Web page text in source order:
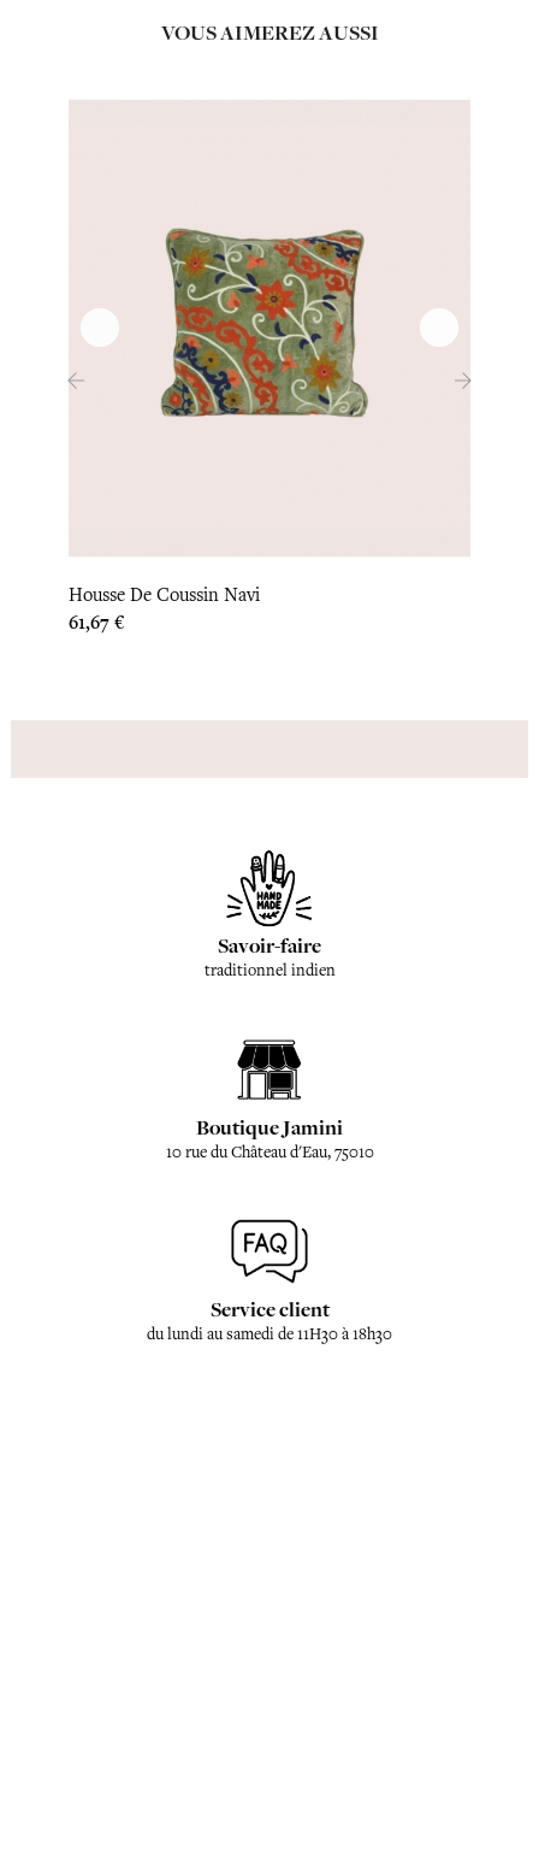
VOUS AIMEREZ AUSSI
Housse De Coussin Navi
Prix
61,67 €
Savoir-faire
traditionnel indien
Boutique Jamini
10 rue du Château d'Eau, 75010
Service client
du lundi au samedi de 11H30 à 18h30